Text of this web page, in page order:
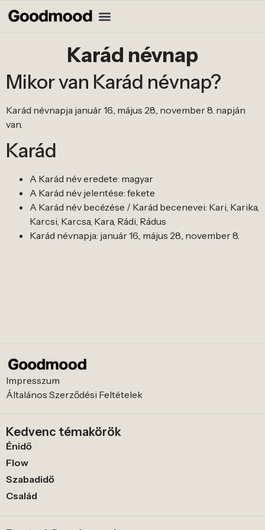
Karád névnap
Mikor van Karád névnap?
Karád névnapja január 16., május 28., november 8. napján
van.
Karád
A Karád név eredete: magyar
A Karád név jelentése: fekete
A Karád név becézése / Karád becenevei: Kari, Karika,
Karcsi, Karcsa, Kara, Rádi, Rádus
Karád névnapja: január 16., május 28., november 8.
Impresszum
Általános Szerződési Feltételek
Kedvenc témakörök
Énidő
Flow
Szabadidő
Család